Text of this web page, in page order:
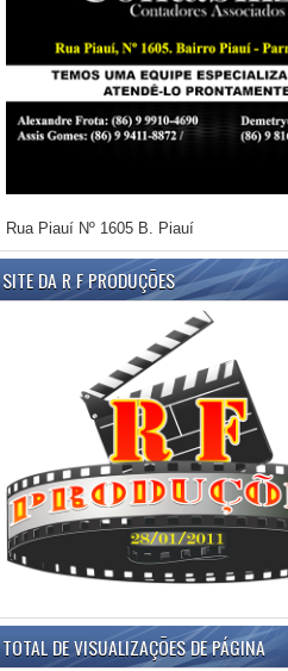
Rua Piauí Nº 1605 B. Piauí
SITE DA R F PRODUÇÕES
TOTAL DE VISUALIZAÇÕES DE PÁGINA